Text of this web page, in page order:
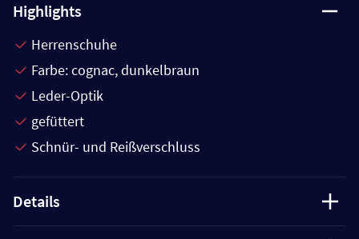
Highlights
Herrenschuhe
Farbe: cognac, dunkelbraun
Leder-Optik
gefüttert
Schnür- und Reißverschluss
Details